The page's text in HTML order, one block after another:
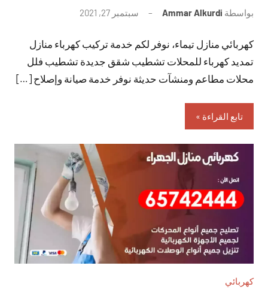
بواسطة Ammar Alkurdi سبتمبر 27, 2021
تعليقات
كهربائي منازل تيماء، نوفر لكم خدمة تركيب كهرباء منازل
تمديد كهرباء للمحلات تشطيب شقق جديدة تشطيب فلل
محلات مطاعم ومنشآت حديثة نوفر خدمة صيانة وإصلاح […]
تابع القراءة
كهربائي